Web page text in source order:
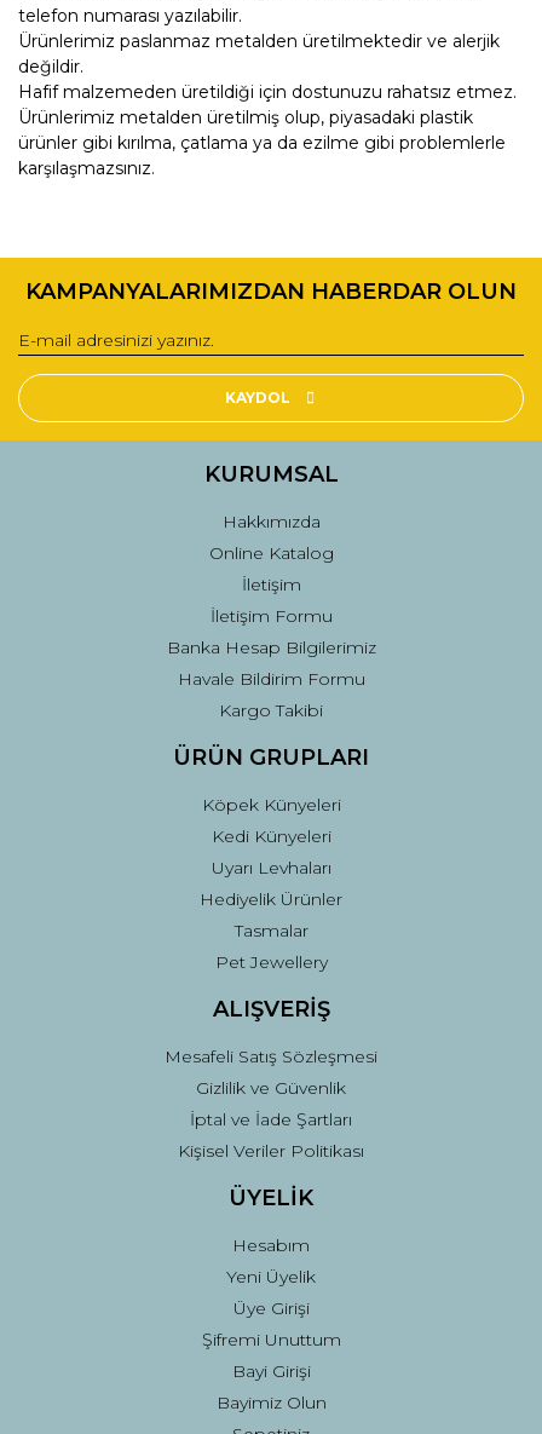
telefon numarası yazılabilir.
Ürünlerimiz paslanmaz metalden üretilmektedir ve alerjik
değildir.
Hafif malzemeden üretildiği için dostunuzu rahatsız etmez.
Ürünlerimiz metalden üretilmiş olup, piyasadaki plastik
ürünler gibi kırılma, çatlama ya da ezilme gibi problemlerle
karşılaşmazsınız.
konularda yetersiz gördüğünüz noktaları öneri formunu
Görüş ve önerileriniz için teşekkür ederiz.
Ürün resmi kalitesiz, bozuk veya görüntülenemiyor.
Ürün açıklamasında eksik bilgiler bulunuyor.
Ürün fiyatı diğer sitelerden daha pahalı.
Gönder
KAMPANYALARIMIZDAN HABERDAR OLUN
KAYDOL
KURUMSAL
Hakkımızda
Online Katalog
İletişim
İletişim Formu
Banka Hesap Bilgilerimiz
Havale Bildirim Formu
Kargo Takibi
ÜRÜN GRUPLARI
Köpek Künyeleri
Kedi Künyeleri
Uyarı Levhaları
Hediyelik Ürünler
Tasmalar
Pet Jewellery
ALIŞVERİŞ
Mesafeli Satış Sözleşmesi
Gizlilik ve Güvenlik
İptal ve İade Şartları
Kişisel Veriler Politikası
ÜYELİK
Hesabım
Yeni Üyelik
Üye Girişi
Şifremi Unuttum
Bayi Girişi
Bayimiz Olun